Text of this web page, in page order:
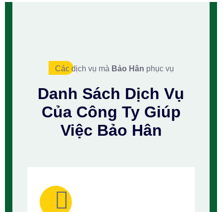
Các dịch vụ mà Bảo Hân phục vụ
Danh Sách Dịch Vụ
Của Công TyGiúp
Việc Bảo Hân